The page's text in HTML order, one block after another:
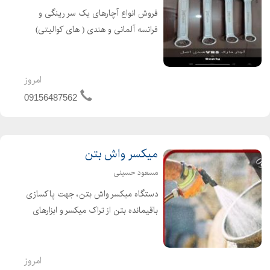
فروش انواع آچارهای یک سر رینگی و
فرانسه آلمانی و هندی ( های کوالیتی)
غربی ، کرمان، مرکزی و خراسان رضوی»امروز
09156487562
میکسر واش بتن
مسعود حسینی
دستگاه میکسر واش بتن، جهت پاکسازی
باقیمانده بتن از تراک میکسر و ابزارهای
بهداشت محیط. قابلیت شستشوی سریع
امروز